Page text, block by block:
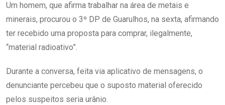
Um homem, que afirma trabalhar na área de metais e
minerais, procurou o 3º DP de Guarulhos, na sexta, afirmando
ter recebido uma proposta para comprar, ilegalmente,
“material radioativo”.
Durante a conversa, feita via aplicativo de mensagens, o
denunciante percebeu que o suposto material oferecido
pelos suspeitos seria urânio.